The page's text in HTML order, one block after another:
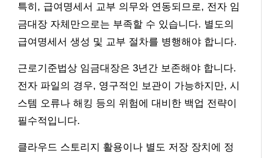
특히, 급여명세서 교부 의무와 연동되므로, 전자 임
금대장 자체만으로는 부족할 수 있습니다. 별도의
급여명세서 생성 및 교부 절차를 병행해야 합니다.
근로기준법상 임금대장은 3년간 보존해야 합니다.
전자 파일의 경우, 영구적인 보관이 가능하지만, 시
스템 오류나 해킹 등의 위험에 대비한 백업 전략이
필수적입니다.
클라우드 스토리지 활용이나 별도 저장 장치에 정